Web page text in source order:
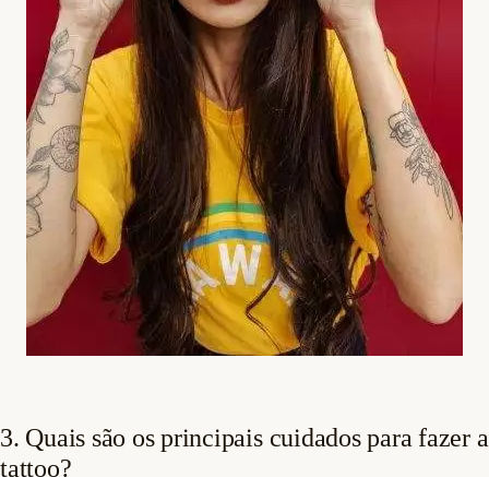
3. Quais são os principais cuidados para fazer a
tattoo?